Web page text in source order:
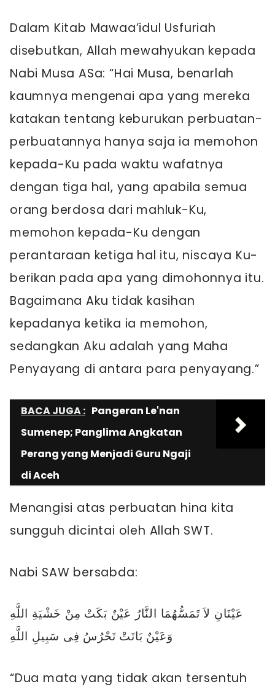
Dalam Kitab Mawaa’idul Usfuriah
disebutkan, Allah mewahyukan kepada
Nabi Musa ASa: “Hai Musa, benarlah
kaumnya mengenai apa yang mereka
katakan tentang keburukan perbuatan-
perbuatannya hanya saja ia memohon
kepada-Ku pada waktu wafatnya
dengan tiga hal, yang apabila semua
orang berdosa dari mahluk-Ku,
memohon kepada-Ku dengan
perantaraan ketiga hal itu, niscaya Ku-
berikan pada apa yang dimohonnya itu.
Bagaimana Aku tidak kasihan
kepadanya ketika ia memohon,
sedangkan Aku adalah yang Maha
Penyayang di antara para penyayang.”
BACA JUGA : Pangeran Le'nan
Sumenep; Panglima Angkatan
Perang yang Menjadi Guru Ngaji
di Aceh
Menangisi atas perbuatan hina kita
sungguh dicintai oleh Allah SWT.
Nabi SAW bersabda:
عَيْنَانِ لاَ تَمَسُّهُمَا النَّارُ عَيْنٌ بَكَتْ مِنْ خَشْيَةِ اللَّهِ
وَعَيْنٌ بَاتَتْ تَحْرُسُ فِى سَبِيلِ اللَّهِ
“Dua mata yang tidak akan tersentuh